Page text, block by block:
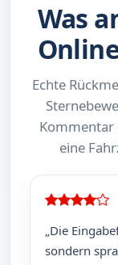
Was
Echte
Kommentar
eine
„Die
sondern